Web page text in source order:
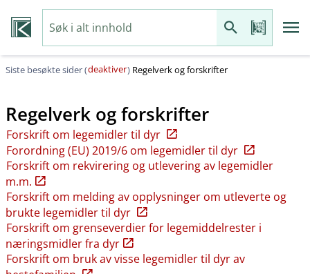
Siste besøkte sider (deaktiver) Regelverk og forskrifter
Regelverk og forskrifter
Forskrift om legemidler til dyr
Forordning (EU) 2019/6 om legemidler til dyr
Forskrift om rekvirering og utlevering av legemidler
m.m.
Forskrift om melding av opplysninger om utleverte og
brukte legemidler til dyr
Forskrift om grenseverdier for legemiddelrester i
næringsmidler fra dyr
Forskrift om bruk av visse legemidler til dyr av